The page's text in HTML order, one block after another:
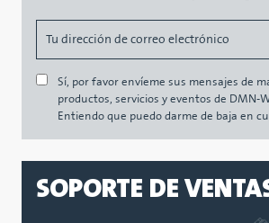
Sí, por favor envíeme sus mensajes de
productos, servicios y eventos de DMN-
Entiendo que puedo darme de baja en
SOPORTE DE